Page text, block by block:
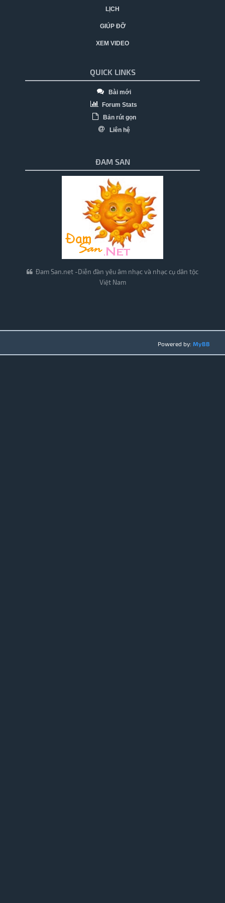
LỊCH
GIÚP ĐỠ
XEM VIDEO
QUICK LINKS
Bài mới
Forum Stats
Bản rút gọn
Liên hệ
ĐAM SAN
Đam San.net -Diễn đàn yêu âm nhạc và nhạc cụ dân tộc
Việt Nam
Powered by: MyBB